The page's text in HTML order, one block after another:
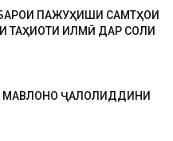
ПАЖУҲИШИ САМТҲОИ
ИЛМӢ ДАР СОЛИ
МАВЛОНО ҶАЛОЛИДДИНИ